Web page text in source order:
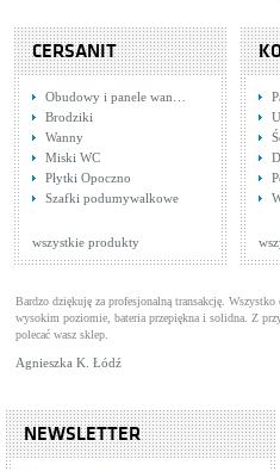
CERSANIT
Obudowy i panele wan…
Brodziki
Wanny
Miski WC
Płytki Opoczno
Szafki podumywalkowe
wszystkie produkty
Bardzo dziękuję za profesjonalną transakcję. Wszystko
wysokim poziomie, bateria przepiękna i solidna. Z
polecać wasz sklep.
Agnieszka K. Łódź
NEWSLETTER